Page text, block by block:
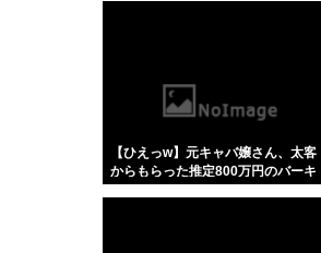
【ひえっw】元キャバ嬢さん、太客
からもらった推定800万円のバーキ